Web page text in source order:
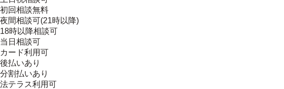
初回相談無料
夜間相談可(21時以降)
18時以降相談可
当日相談可
カード利用可
後払いあり
分割払いあり
法テラス利用可